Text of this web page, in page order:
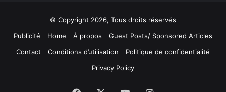
© Copyright 2026, Tous droits réservés
Publicité
Home À propos
Guest Posts/ Sponsored Articles
Contact
Conditions d’utilisation
Politique de confidentialité
Privacy Policy